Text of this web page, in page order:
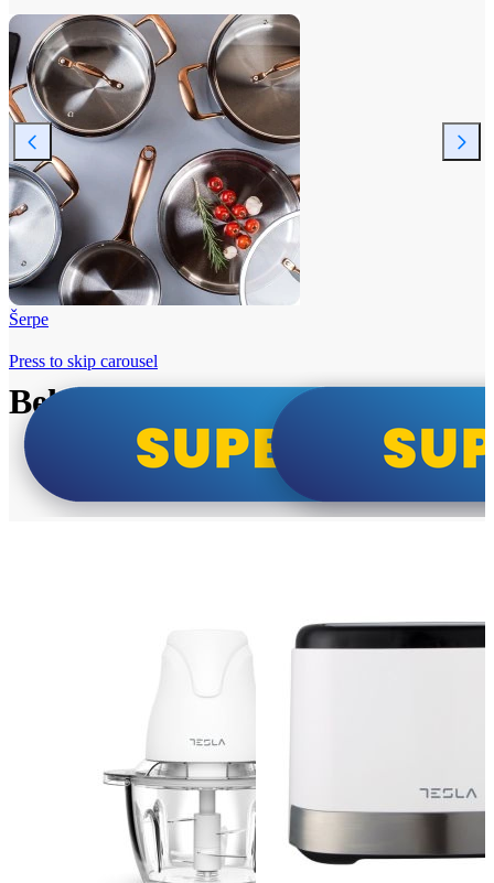
Šerpe
Beko i Tesla super cene
Press to skip carousel